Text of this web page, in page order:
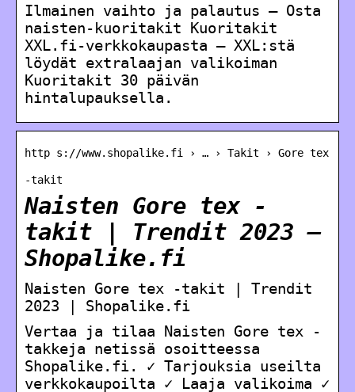
Ilmainen vaihto ja palautus – Osta
naisten-kuoritakit Kuoritakit
XXL.fi-verkkokaupasta – XXL:stä
löydät extralaajan valikoiman
Kuoritakit 30 päivän
hintalupauksella.
http s://www.shopalike.fi › … › Takit › Gore tex
-takit
Naisten Gore tex -
takit | Trendit 2023 –
Shopalike.fi
Naisten Gore tex -takit | Trendit
2023 | Shopalike.fi
Vertaa ja tilaa Naisten Gore tex -
takkeja netissä osoitteessa
Shopalike.fi. ✓ Tarjouksia useilta
verkkokaupoilta ✓ Laaja valikoima ✓